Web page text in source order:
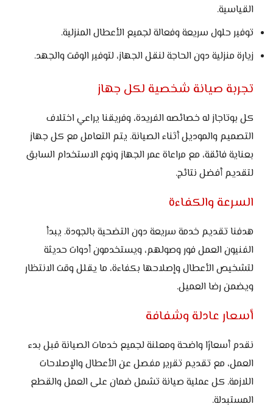
القياسية.
توفير حلول سريعة وفعالة لجميع الأعطال المنزلية.
زيارة منزلية دون الحاجة لنقل الجهاز، لتوفير الوقت والجهد.
تجربة صيانة شخصية لكل جهاز
كل بوتاجاز له خصائصه الفريدة، وفريقنا يراعي اختلاف
التصميم والموديل أثناء الصيانة. يتم التعامل مع كل جهاز
بعناية فائقة، مع مراعاة عمر الجهاز ونوع الاستخدام السابق
لتقديم أفضل نتائج.
السرعة والكفاءة
هدفنا تقديم خدمة سريعة دون التضحية بالجودة. يبدأ
الفنيون العمل فور وصولهم، ويستخدمون أدوات حديثة
لتشخيص الأعطال وإصلاحها بكفاءة، ما يقلل وقت الانتظار
ويضمن رضا العميل.
أسعار عادلة وشفافة
نقدم أسعارًا واضحة ومعلنة لجميع خدمات الصيانة قبل بدء
العمل، مع تقديم تقرير مفصل عن الأعطال والإصلاحات
اللازمة. كل عملية صيانة تشمل ضمان على العمل والقطع
المستبدلة.